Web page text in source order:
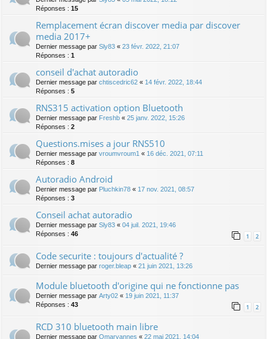
Réponses : 15
Remplacement écran discover media par discover
media 2017+
Dernier message par Sly83 « 23 févr. 2022, 21:07
Réponses : 1
conseil d'achat autoradio
Dernier message par chtiscedric62 « 14 févr. 2022, 18:44
Réponses : 5
RNS315 activation option Bluetooth
Dernier message par Freshb « 25 janv. 2022, 15:26
Réponses : 2
Questions.mises a jour RNS510
Dernier message par vroumvroum1 « 16 déc. 2021, 07:11
Réponses : 8
Autoradio Android
Dernier message par Pluchkin78 « 17 nov. 2021, 08:57
Réponses : 3
Conseil achat autoradio
Dernier message par Sly83 « 04 juil. 2021, 19:46
Réponses : 46 1 2
Code securite : toujours d'actualité ?
Dernier message par roger.bleap « 21 juin 2021, 13:26
Module bluetooth d'origine qui ne fonctionne pas
Dernier message par Arty02 « 19 juin 2021, 11:37
Réponses : 43 1 2
RCD 310 bluetooth main libre
Dernier message par Omarvannes « 22 mai 2021, 14:04